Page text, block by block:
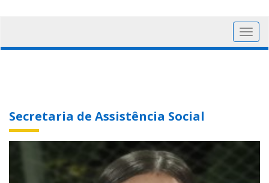
Secretaria de Assistência Social